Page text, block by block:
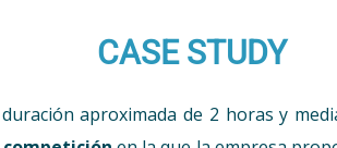
CASE STUDY
aproximada de 2 horas y